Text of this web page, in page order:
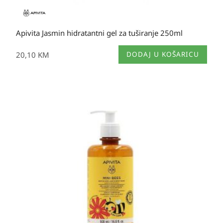
Apivita Jasmin hidratantni gel za tuširanje 250ml
20,10 KM DODAJ U KOŠARICU